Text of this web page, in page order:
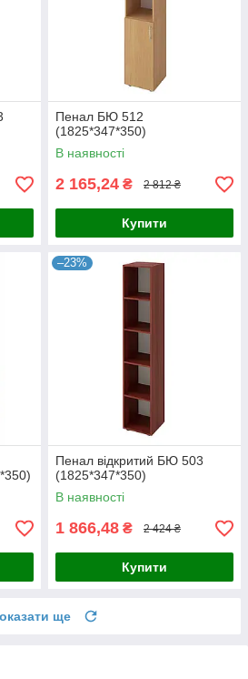
Пенал БЮ 512
(1825*347*350)
В наявності
2 165,24 ₴ 2 812 ₴
Купити
–23%
Пенал відкритий БЮ 503
(1825*347*350)
В наявності
1 866,48 ₴ 2 424 ₴
Купити
ще